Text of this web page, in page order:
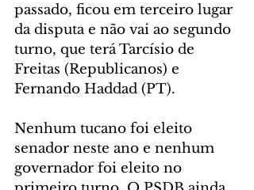
passado, ficou em terceiro lugar
da disputa e não vai ao segundo
turno, que terá Tarcísio de
Freitas (Republicanos) e
Fernando Haddad (PT).
Nenhum tucano foi eleito
senador neste ano e nenhum
governador foi eleito no